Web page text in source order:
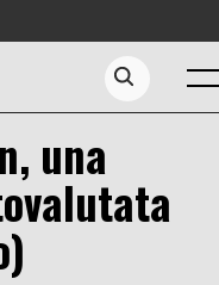
Search...
una